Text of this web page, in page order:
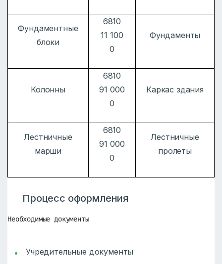
Фундаментные
блоки
6810
11 100
0
Фундаменты
Колонны
6810
91 000
0
Каркас здания
Лестничные
марши
6810
91 000
0
Лестничные
пролеты
Процесс оформления
Необходимые документы
Учредительные документы